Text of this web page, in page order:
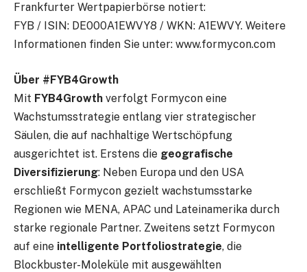
Frankfurter Wertpapierbörse notiert:
FYB / ISIN: DE000A1EWVY8 / WKN: A1EWVY. Weitere
Informationen finden Sie unter: www.formycon.com
Über #FYB4Growth
Mit FYB4Growth verfolgt Formycon eine
Wachstumsstrategie entlang vier strategischer
Säulen, die auf nachhaltige Wertschöpfung
ausgerichtet ist. Erstens die geografische
Diversifizierung: Neben Europa und den USA
erschließt Formycon gezielt wachstumsstarke
Regionen wie MENA, APAC und Lateinamerika durch
starke regionale Partner. Zweitens setzt Formycon
auf eine intelligente Portfoliostrategie, die
Blockbuster-Moleküle mit ausgewählten